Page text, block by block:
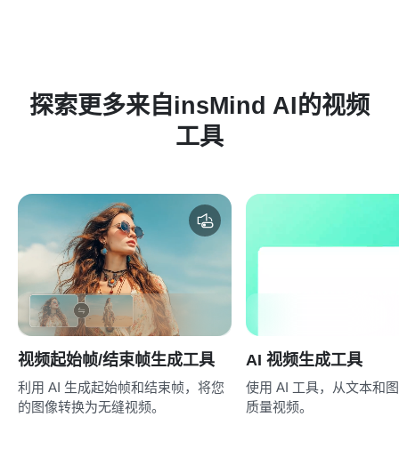
探索更多来自insMind AI的视频
工具
视频起始帧/结束帧生成工具
利用 AI 生成起始帧和结束帧，将您
的图像转换为无缝视频。
AI 视频生成工具
使用 AI 工具，从文本和
质量视频。